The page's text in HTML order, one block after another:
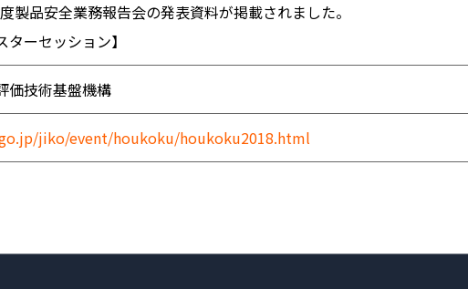
製品安全業務報告会の発表資料が掲載されました。
ターセッション】
価技術基盤機構
jiko/event/houkoku/houkoku2018.html